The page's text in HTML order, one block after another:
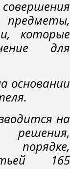
которые
для
основании
на
решения,
165